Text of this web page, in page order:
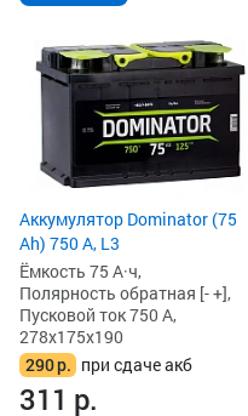
Аккумулятор Dominator (75
Ah) 750 А, L3
Ёмкость 75 А·ч,
Полярность обратная [- +],
Пусковой ток 750 А,
278x175x190
290р. при сдаче акб
311 р.